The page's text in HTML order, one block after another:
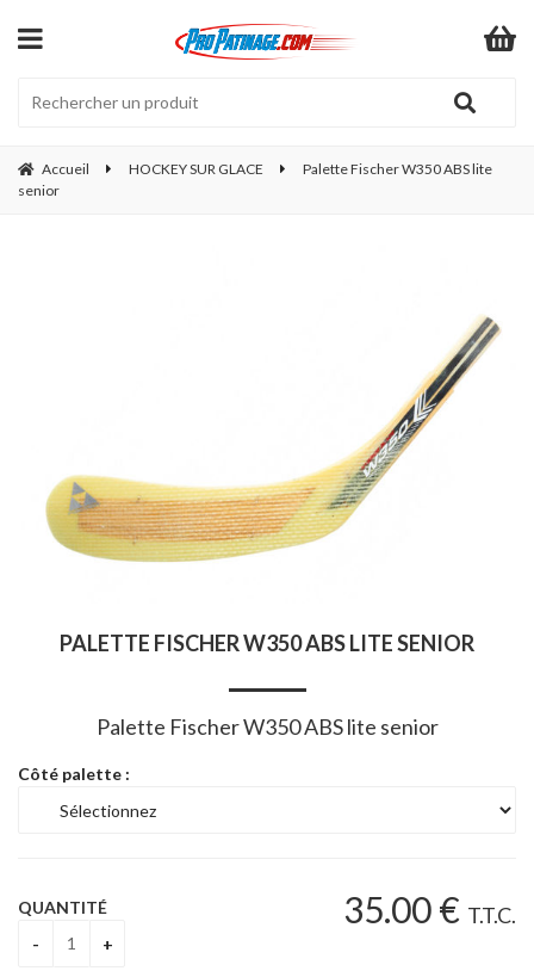
Accueil HOCKEY SUR GLACE
Palette Fischer W350 ABS lite
senior
PALETTE FISCHER W350 ABS LITE SENIOR
Palette Fischer W350 ABS lite senior
Côté palette :
35.00€ T.T.C.
QUANTITÉ